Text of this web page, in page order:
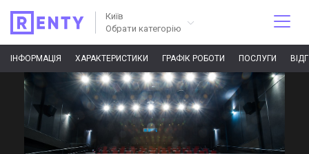
Київ
Обрати категорію
ІНФОРМАЦІЯ ХАРАКТЕРИСТИКИ ГРАФІК РОБОТИ ПОСЛУГИ